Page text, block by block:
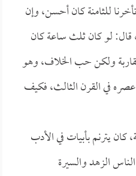
للثامنة كان أحسن، وإن
لو كان ثلث ساعة كان
ولكن حب الخلاف، وهو
في القرن الثالث، فكيف
كان يترنم بأبيات في الأدب
الزهد والسيرة